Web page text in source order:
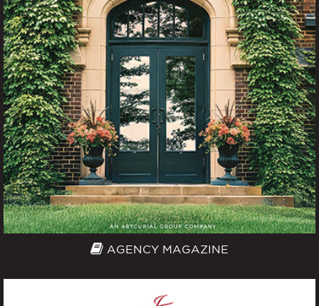
AGENCY MAGAZINE